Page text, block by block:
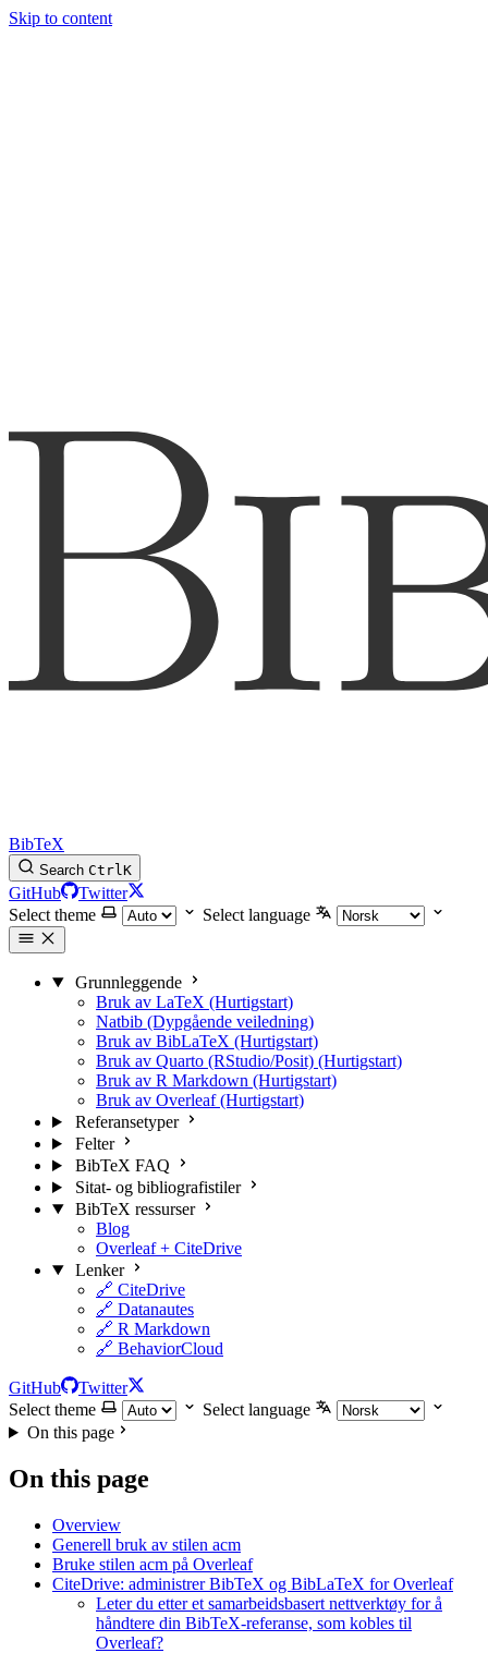
Skip to content
BibTeX
Search CtrlK
GitHub
Twitter
Select theme
Select language
Grunnleggende
Bruk av LaTeX (Hurtigstart)
Natbib (Dypgående veiledning)
Bruk av BibLaTeX (Hurtigstart)
Bruk av Quarto (RStudio/Posit) (Hurtigstart)
Bruk av R Markdown (Hurtigstart)
Bruk av Overleaf (Hurtigstart)
Referansetyper
Felter
BibTeX FAQ
Sitat- og bibliografistiler
BibTeX ressurser
Blog
Overleaf + CiteDrive
Lenker
🔗 CiteDrive
🔗 Datanautes
🔗 R Markdown
🔗 BehaviorCloud
GitHub
Twitter
Select theme
Select language
On this page
On this page
Overview
Generell bruk av stilen acm
Bruke stilen acm på Overleaf
CiteDrive: administrer BibTeX og BibLaTeX for Overleaf
Leter du etter et samarbeidsbasert nettverktøy for å
håndtere din BibTeX-referanse, som kobles til
Overleaf?